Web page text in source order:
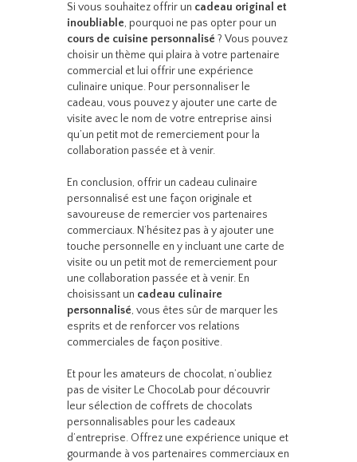
Si vous souhaitez offrir un cadeau original et
inoubliable, pourquoi ne pas opter pour un
cours de cuisine personnalisé ? Vous pouvez
choisir un thème qui plaira à votre partenaire
commercial et lui offrir une expérience
culinaire unique. Pour personnaliser le
cadeau, vous pouvez y ajouter une carte de
visite avec le nom de votre entreprise ainsi
qu’un petit mot de remerciement pour la
collaboration passée et à venir.
En conclusion, offrir un cadeau culinaire
personnalisé est une façon originale et
savoureuse de remercier vos partenaires
commerciaux. N’hésitez pas à y ajouter une
touche personnelle en y incluant une carte de
visite ou un petit mot de remerciement pour
une collaboration passée et à venir. En
choisissant un cadeau culinaire
personnalisé, vous êtes sûr de marquer les
esprits et de renforcer vos relations
commerciales de façon positive.
Et pour les amateurs de chocolat, n’oubliez
pas de visiter Le ChocoLab pour découvrir
leur sélection de coffrets de chocolats
personnalisables pour les cadeaux
d’entreprise. Offrez une expérience unique et
gourmande à vos partenaires commerciaux en